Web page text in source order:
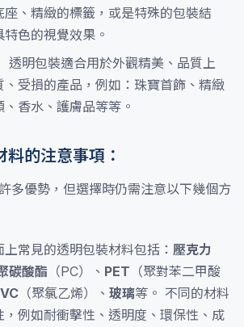
、精緻的標籤，或是特殊的包裝結
色的視覺效果。
透明包裝適合用於外觀精美、品質上
、受損的產品，例如：珠寶首飾、精緻
香水、護膚品等等。
的注意事項：
多優勢，但選擇時仍需注意以下幾個方
上常見的透明包裝材料包括： 壓克力
碳酸酯 （PC）、 PET （聚對苯二甲酸
（聚氯乙烯）、 玻璃等。 不同的材料
，例如耐衝擊性、透明度、環保性、成